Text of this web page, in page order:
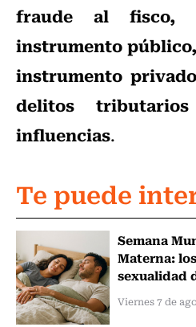
fraude al fisco,
instrumento
instrumento
delitos
influencias.
Te puede
Semana
Materna:
sexualidad
Viernes 7 de